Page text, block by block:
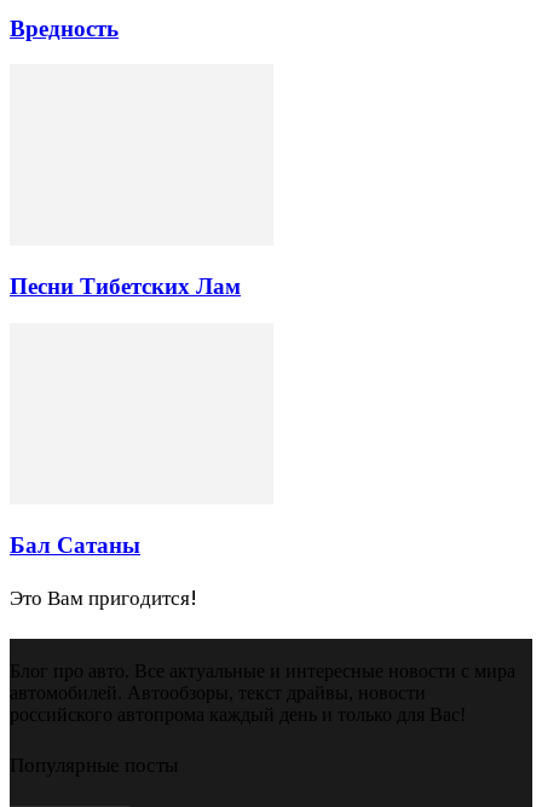
Вредность
Песни Тибетских Лам
Бал Сатаны
Это Вам пригодится!
Блог про авто. Все актуальные и интересные новости с мира
автомобилей. Автообзоры, текст драйвы, новости
российского автопрома каждый день и только для Вас!
Популярные посты